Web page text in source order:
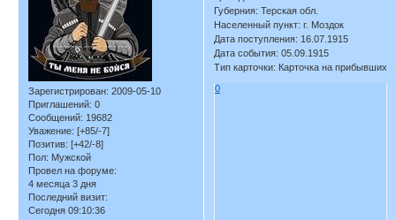
Зарегистрирован: 2009-05-10
Приглашений: 0
Сообщений: 19682
Уважение: [+85/-7]
Позитив: [+42/-8]
Пол: Мужской
Провел на форуме:
4 месяца 3 дня
Последний визит:
Сегодня 09:10:36
Губерния: Терская обл.
Населенный пункт: г. Моздок
Дата поступления: 16.07.1915
Дата события: 05.09.1915
Тип карточки: Карточка на прибывших
0